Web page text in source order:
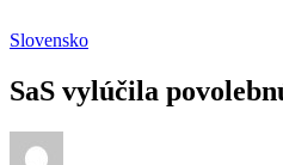
Slovensko
SaS vylúčila